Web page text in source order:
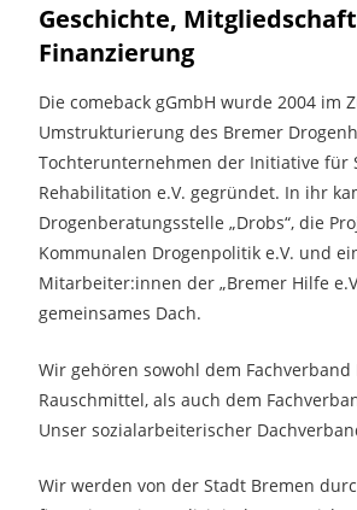
Geschichte,
Finanzierung
Die comeback gGmbH wurde 2004 im
Umstrukturierung des Bremer
Tochterunternehmen der Initiative für
Rehabilitation e.V. gegründet. In ihr
Drogenberatungsstelle „Drobs“, die
Kommunalen Drogenpolitik e.V. und
Mitarbeiter:innen der „Bremer Hilfe
gemeinsames Dach.
Wir gehören sowohl dem Fachverband
Rauschmittel, als auch dem
Unser sozialarbeiterischer
Wir werden von der Stadt Bremen